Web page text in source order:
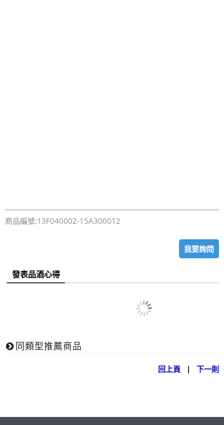
商品編號:13F040002-15A300012
我要詢問
發表品酒心得
同類型推薦商品
回上頁 | 下一則